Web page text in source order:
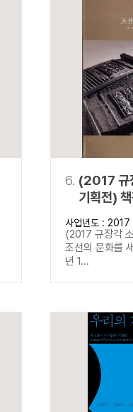
6. (2017 규
기획전)
새기다
사업년도 : 2017
(2017 규장각
조선의 문화를
년 1...